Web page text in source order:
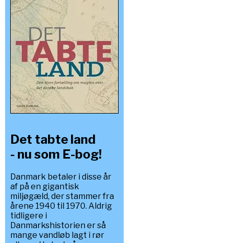
Det tabte land
- nu som E-bog!
Danmark betaler i disse år
af på en gigantisk
miljøgæld, der stammer fra
årene 1940 til 1970. Aldrig
tidligere i
Danmarkshistorien er så
mange vandløb lagt i rør